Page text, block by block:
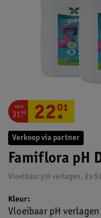
Verkoop via partner
Famiflora pH
Vloeibaar pH verlagen, 2x
van
31.
99 22.
01
Kleur
Vloeibaar pH verlagen